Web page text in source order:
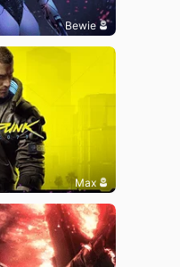
Bewie
Max